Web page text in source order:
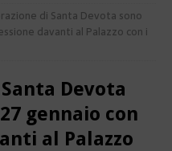
di Santa Devota sono
davanti al Palazzo con i
Devota
gennaio con
al Palazzo